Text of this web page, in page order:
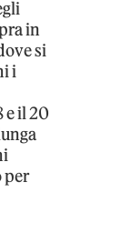
in
si
i
e il 20
per